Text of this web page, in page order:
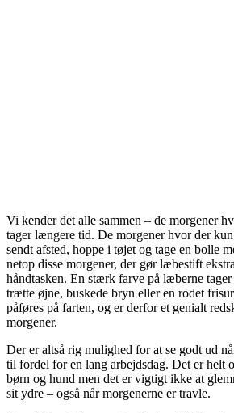
Vi kender det alle sammen – de morgener
tager længere tid. De morgener hvor der
sendt afsted, hoppe i tøjet og tage en bolle
netop disse morgener, der gør læbestift
håndtasken. En stærk farve på læberne
trætte øjne, buskede bryn eller en rodet
påføres på farten, og er derfor et genialt
morgener.
Der er altså rig mulighed for at se godt ud
til fordel for en lang arbejdsdag. Det er helt
børn og hund men det er vigtigt ikke at
sit ydre – også når morgenerne er travle.